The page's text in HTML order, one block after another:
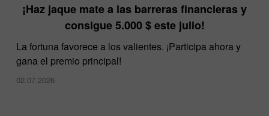
mercado
¡Haz jaque mate a las barreras financieras y
consigue 5.000 $ este julio!
La fortuna favorece a los valientes. ¡Participa ahora y
gana el premio principal!
02.07.2026